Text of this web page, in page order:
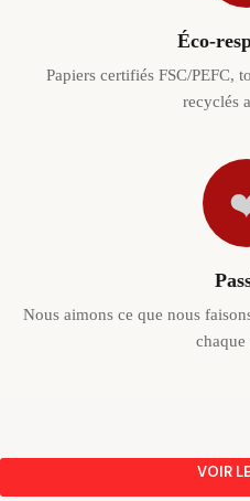
Éco-
Papiers certifiés FSC/PEFC,
recyclés
Nous aimons ce que nous
chaque
VOIR